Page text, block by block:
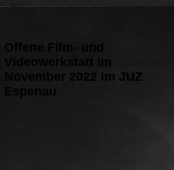
Videowerkstatt im
November 2022 im JUZ
Espenau